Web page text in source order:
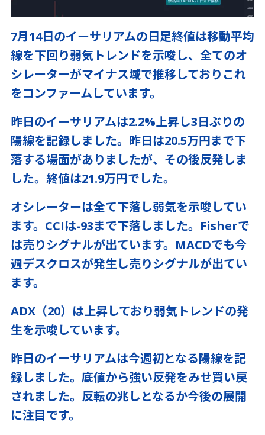
7月14日のイーサリアムの日足終値は移動平均
線を下回り弱気トレンドを示唆し、全てのオ
シレーターがマイナス域で推移しておりこれ
をコンファームしています。
昨日のイーサリアムは2.2%上昇し3日ぶりの
陽線を記録しました。昨日は20.5万円まで下
落する場面がありましたが、その後反発しま
した。終値は21.9万円でした。
オシレーターは全て下落し弱気を示唆してい
ます。CCIは-93まで下落しました。Fisherで
は売りシグナルが出ています。MACDでも今
週デスクロスが発生し売りシグナルが出てい
ます。
ADX（20）は上昇しており弱気トレンドの発
生を示唆しています。
昨日のイーサリアムは今週初となる陽線を記
録しました。底値から強い反発をみせ買い戻
されました。反転の兆しとなるか今後の展開
に注目です。